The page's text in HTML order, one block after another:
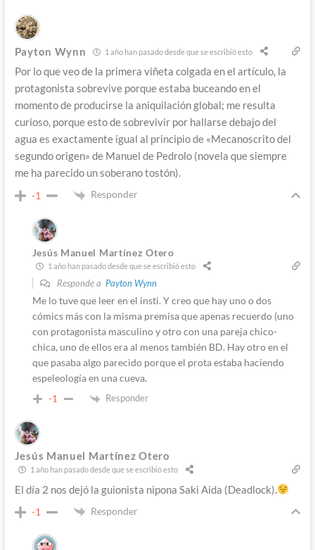
Payton Wynn 1 año han pasado desde que se escribió esto
Por lo que veo de la primera viñeta colgada en el artículo, la
protagonista sobrevive porque estaba buceando en el
momento de producirse la aniquilación global; me resulta
curioso, porque esto de sobrevivir por hallarse debajo del
agua es exactamente igual al principio de «Mecanoscrito del
segundo origen» de Manuel de Pedrolo (novela que siempre
me ha parecido un soberano tostón).
-1 Responder
Jesús Manuel Martínez Otero
1 año han pasado desde que se escribió esto
Responde a Payton Wynn
Me lo tuve que leer en el insti. Y creo que hay uno o dos
cómics más con la misma premisa que apenas recuerdo (uno
con protagonista masculino y otro con una pareja chico-
chica, uno de ellos era al menos también BD. Hay otro en el
que pasaba algo parecido porque el prota estaba haciendo
espeleología en una cueva.
-1 Responder
Jesús Manuel Martínez Otero
1 año han pasado desde que se escribió esto
El día 2 nos dejó la guionista nipona Saki Aida (Deadlock).
-1 Responder